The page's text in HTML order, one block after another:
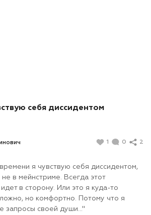
себя диссидентом
1 0 2
я чувствую себя диссидентом,
в мейнстриме. Всегда этот
в сторону. Или это я куда-то
но комфортно. Потому что я
запросы своей души..."